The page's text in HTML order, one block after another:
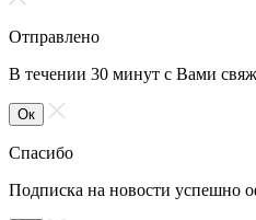
Отправлено
В течении 30 минут с Вами
Ок
Спасибо
Подписка на новости успешно